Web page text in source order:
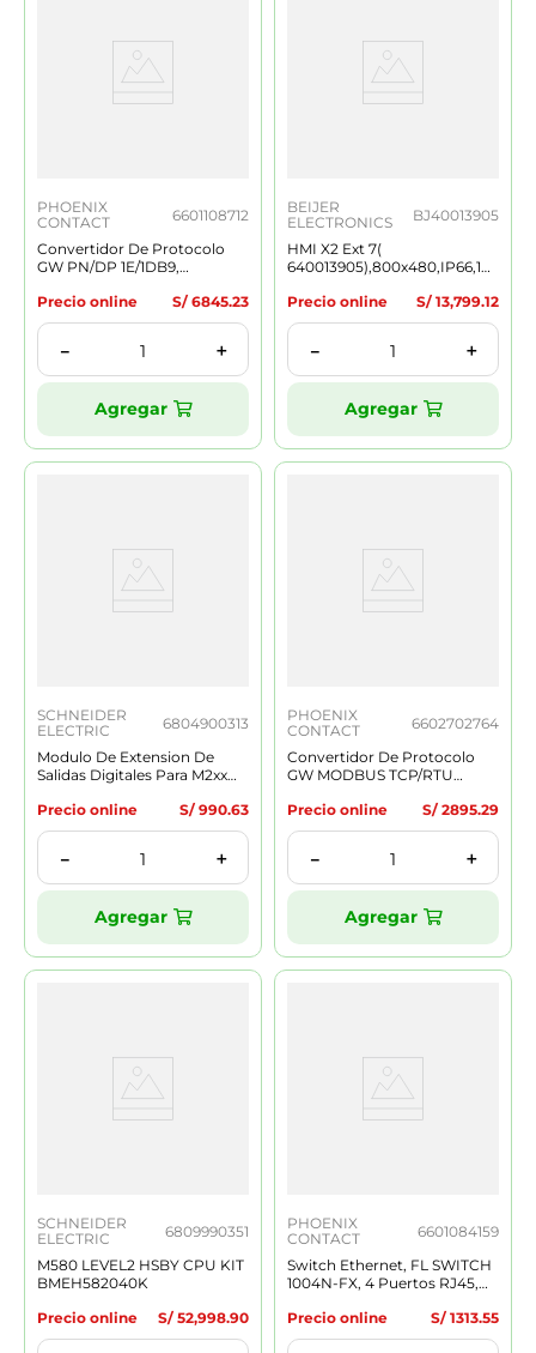
PHOENIX
CONTACT
6601108712
Convertidor De Protocolo
GW PN/DP 1E/1DB9,
1XRJ45, 1XD-SUB9,
Tornillo,24VDC
Precio online S/ 6845.23
＋
－
Agregar
BEIJER
ELECTRONICS
BJ40013905
HMI X2 Ext 7(
24V, CE, UL,Ex, Marine
Precio online S/ 13,799.12
＋
－
Agregar
SCHNEIDER
ELECTRIC
6804900313
Modulo De Extension De
Salidas Digitales Para M2xx
Precio online
S/ 990.63
＋
－
Agregar
PHOENIX
CONTACT
6602702764
Convertidor De Protocolo
GW MODBUS TCP/RTU
24VDC
Precio online S/ 2895.29
＋
－
Agregar
SCHNEIDER
ELECTRIC
6809990351
M580 LEVEL2 HSBY CPU KIT
BMEH582040K
Precio online
S/ 52,998.90
PHOENIX
CONTACT
6601084159
Switch Ethernet, FL SWITCH
1004N-FX, 4 Puertos RJ45,
MBit/s
Precio online S/ 1313.55